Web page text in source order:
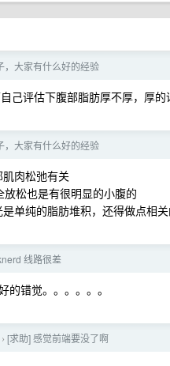
，大家有什么好的经验
己评估下腹部脂肪厚不厚，厚
，大家有什么好的经验
肉松弛有关
松也是有很明显的小腹的
单纯的脂肪堆积，还得做点相
线路很差
错觉。。。。。。
› [求助] 感觉前端要没了啊